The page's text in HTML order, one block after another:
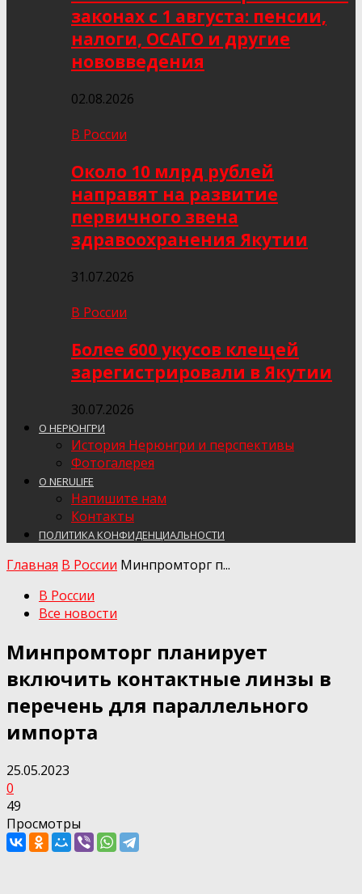
законах с 1 августа: пенсии,
налоги, ОСАГО и другие
нововведения
02.08.2026
В России
Около 10 млрд рублей
направят на развитие
первичного звена
здравоохранения Якутии
31.07.2026
В России
Более 600 укусов клещей
зарегистрировали в Якутии
30.07.2026
О НЕРЮНГРИ
История Нерюнгри и перспективы
Фотогалерея
О NERULIFE
Напишите нам
Контакты
ПОЛИТИКА КОНФИДЕНЦИАЛЬНОСТИ
Главная В России Минпромторг п...
В России
Все новости
Минпромторг планирует
включить контактные линзы в
перечень для параллельного
импорта
25.05.2023
0
49
Просмотры